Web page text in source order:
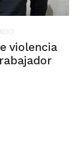
violencia